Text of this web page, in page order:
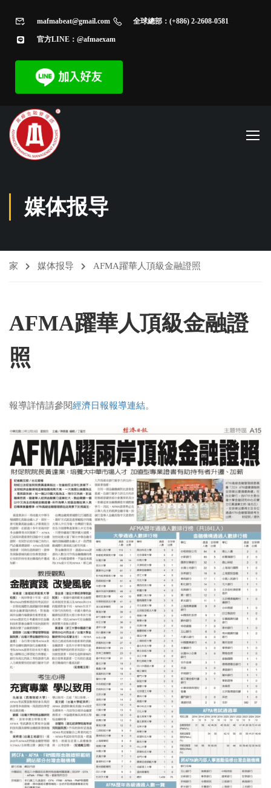
mafmabeat@gmail.com 全球總部：(+886) 2-2608-0581
官方LINE：@afmaexam
媒体报导
家 媒体报导 AFMA躍華人頂級金融證照
AFMA躍華人頂級金融證
照
報導詳情請參閱經濟日報報導連結。